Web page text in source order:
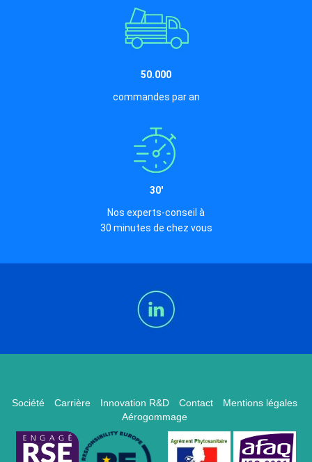
50.000
commandes par an
30'
Nos experts-conseil à
30 minutes de chez vous
Société Carrière Innovation R&D Contact
Mentions légales
Aérogommage